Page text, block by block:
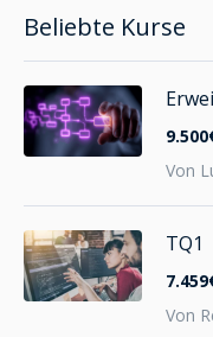
Beliebte Kurse
Von
TQ1
Von